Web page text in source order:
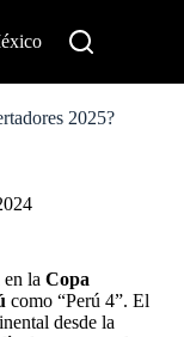
2025?
la Copa
como “Perú 4”. El
desde la